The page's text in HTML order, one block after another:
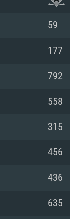
59
177
792
558
315
456
436
635